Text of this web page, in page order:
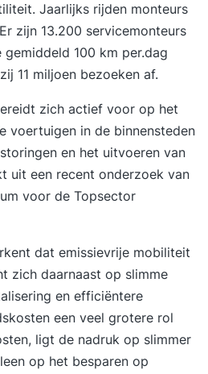
Jaarlijks rijden monteurs
zijn 13.200 servicemonteurs
100 km per.dag
11 miljoen bezoeken af.
zich actief voor op het
voertuigen in de binnensteden
en het uitvoeren van
uit een recent onderzoek van
voor de Topsector
dat emissievrije mobiliteit
zich daarnaast op slimme
en efficiëntere
een veel grotere rol
ligt de nadruk op slimmer
op het besparen op